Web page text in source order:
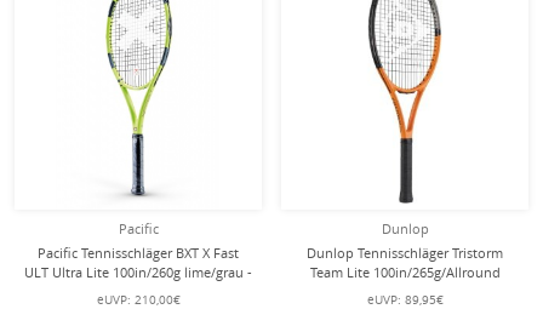
Pacific
Pacific Tennisschläger BXT X Fast
ULT Ultra Lite 100in/260g lime/grau -
besaitet -
eUVP: 210,00€
Dunlop
Dunlop Tennisschläger Tristorm
Team Lite 100in/265g/Allround
orange/grau/schwarz - besaitet -
eUVP: 89,95€